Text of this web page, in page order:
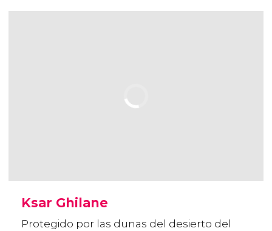
Ksar Ghilane
Protegido por las dunas del desierto del